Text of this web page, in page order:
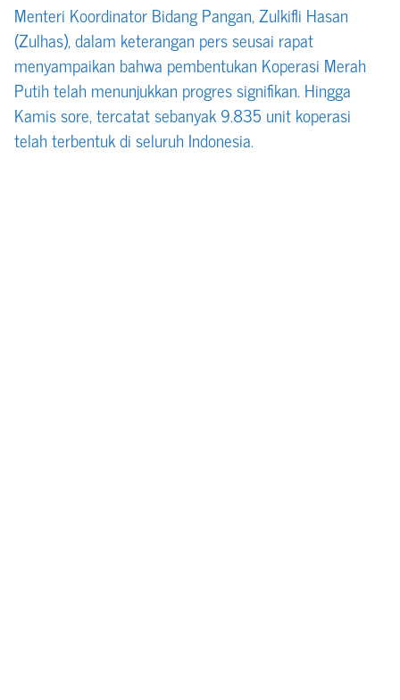
Menteri Koordinator Bidang Pangan, Zulkifli Hasan
(Zulhas), dalam keterangan pers seusai rapat
menyampaikan bahwa pembentukan Koperasi Merah
Putih telah menunjukkan progres signifikan. Hingga
Kamis sore, tercatat sebanyak 9.835 unit koperasi
telah terbentuk di seluruh Indonesia.